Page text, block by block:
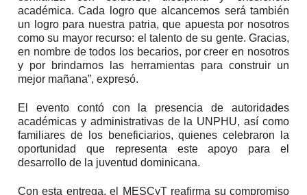
académica. Cada logro que alcancemos será también
un logro para nuestra patria, que apuesta por nosotros
como su mayor recurso: el talento de su gente. Gracias,
en nombre de todos los becarios, por creer en nosotros
y por brindarnos las herramientas para construir un
mejor mañana”, expresó.
El evento contó con la presencia de autoridades
académicas y administrativas de la UNPHU, así como
familiares de los beneficiarios, quienes celebraron la
oportunidad que representa este apoyo para el
desarrollo de la juventud dominicana.
Con esta entrega, el MESCyT reafirma su compromiso